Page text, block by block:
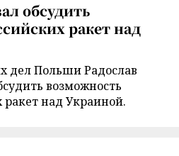
обсудить
ракет над
дел Польши Радослав
возможность
ракет над Украиной.